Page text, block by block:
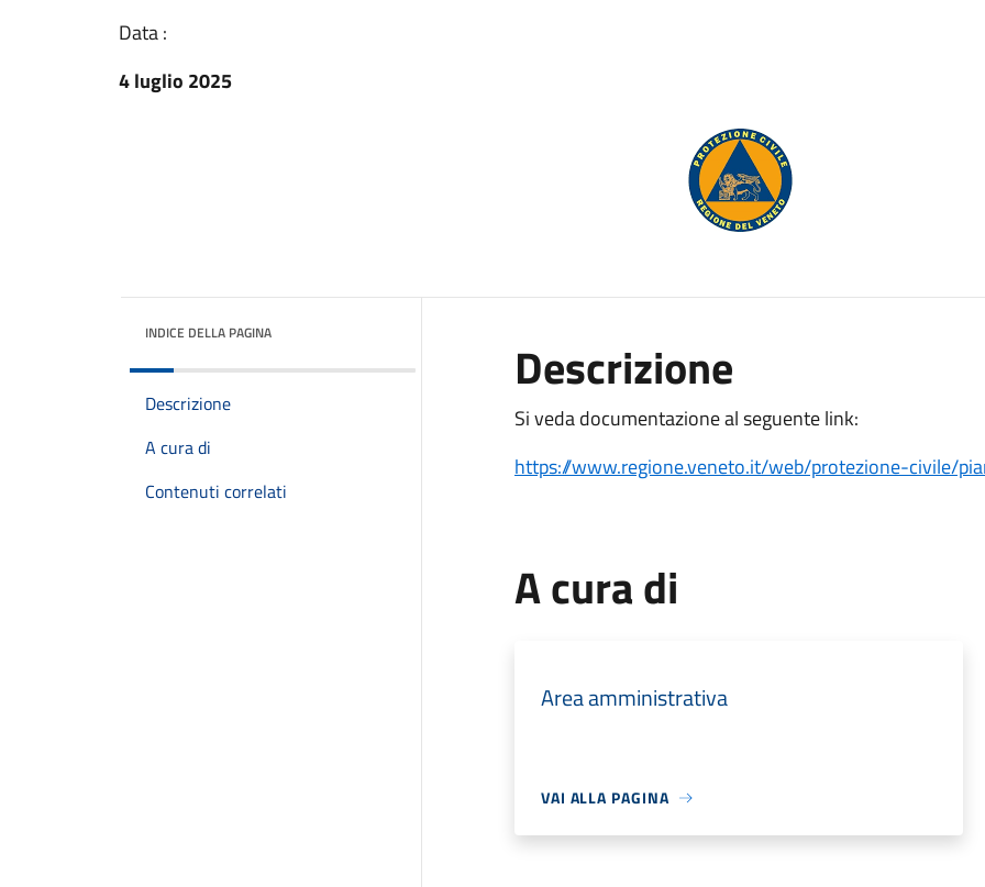
Data :
4 luglio 2025
INDICE DELLA PAGINA
Descrizione
A cura di
Contenuti correlati
Descrizione
Si veda documentazione al seguente link:
https://www.regione.veneto.it/web/protezione-civile/
A cura di
Area amministrativa
VAI ALLA PAGINA